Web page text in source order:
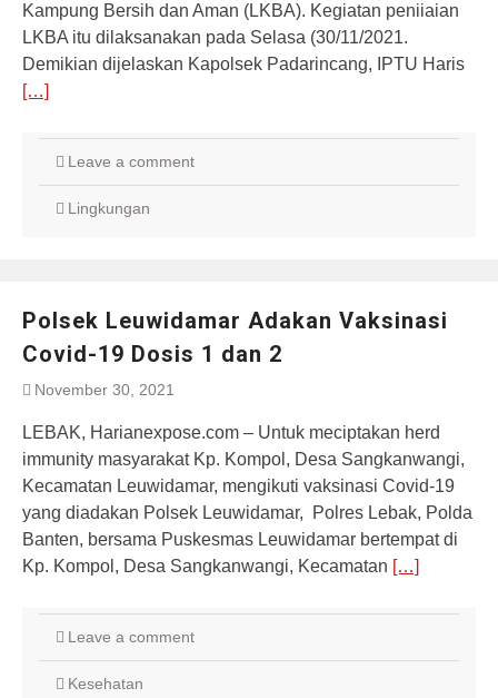
Kampung Bersih dan Aman (LKBA). Kegiatan peniiaian
LKBA itu dilaksanakan pada Selasa (30/11/2021.
Demikian dijelaskan Kapolsek Padarincang, IPTU Haris
[…]
Leave a comment
Lingkungan
Polsek Leuwidamar Adakan Vaksinasi
Covid-19 Dosis 1 dan 2
November 30, 2021
LEBAK, Harianexpose.com – Untuk meciptakan herd
immunity masyarakat Kp. Kompol, Desa Sangkanwangi,
Kecamatan Leuwidamar, mengikuti vaksinasi Covid-19
yang diadakan Polsek Leuwidamar, Polres Lebak, Polda
Banten, bersama Puskesmas Leuwidamar bertempat di
Kp. Kompol, Desa Sangkanwangi, Kecamatan […]
Leave a comment
Kesehatan